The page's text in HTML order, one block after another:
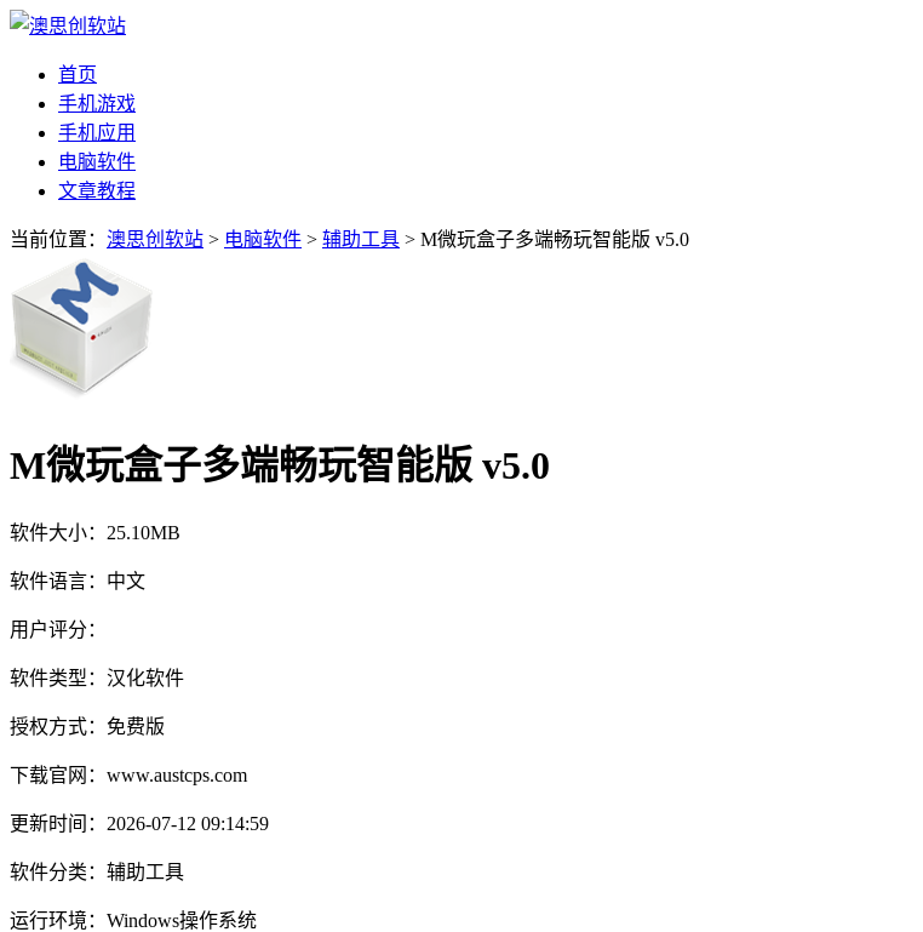
首页
手机游戏
手机应用
电脑软件
文章教程
当前位置： 澳思创软站 > 电脑软件 > 辅助工具 > M微玩盒子多端畅玩智能版 v5.0
M微玩盒子多端畅玩智能版 v5.0
软件大小： 25.10MB
软件语言： 中文
用户评分：
软件类型： 汉化软件
授权方式： 免费版
下载官网： www.austcps.com
更新时间： 2026-07-12 09:14:59
软件分类： 辅助工具
运行环境： Windows操作系统